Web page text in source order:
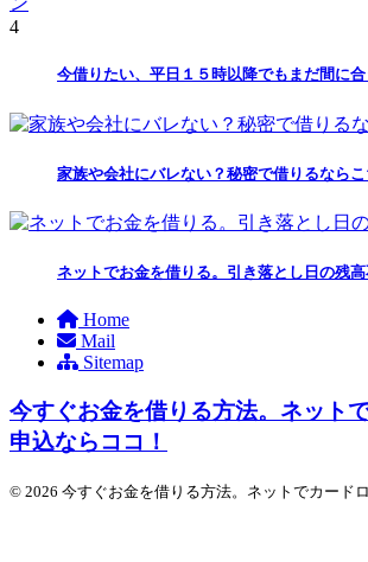
4
今借りたい、平日１５時以降でもまだ間に
家族や会社にバレない？秘密で借りるならこ
ネットでお金を借りる。引き落とし日の残高
Home
Mail
Sitemap
今すぐお金を借りる方法。ネット
申込ならココ！
© 2026 今すぐお金を借りる方法。ネットでカード